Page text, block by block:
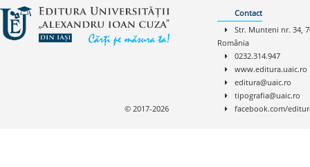
Contact
Str. Munteni nr. 34,
România
0232.314.947
www.editura.uaic.ro
editura@uaic.ro
tipografia@uaic.ro
facebook.com/
© 2017-2026